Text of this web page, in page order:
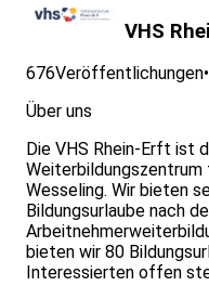
VHS
676Veröffentlichungen•
Über uns
Die VHS Rhein-Erft ist
Weiterbildungszentrum
Wesseling. Wir bieten
Bildungsurlaube nach
bieten wir 80
Interessierten offen